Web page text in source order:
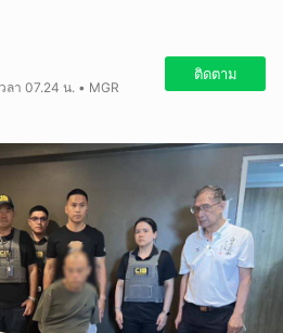
ลา 07.24 น. • MGR
ติดตาม